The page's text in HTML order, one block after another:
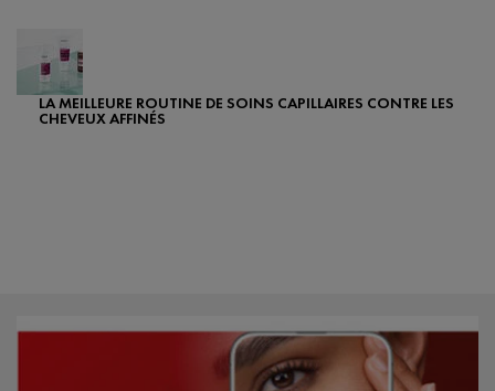
LA MEILLEURE ROUTINE DE SOINS CAPILLAIRES CONTRE LES
CHEVEUX AFFINÉS